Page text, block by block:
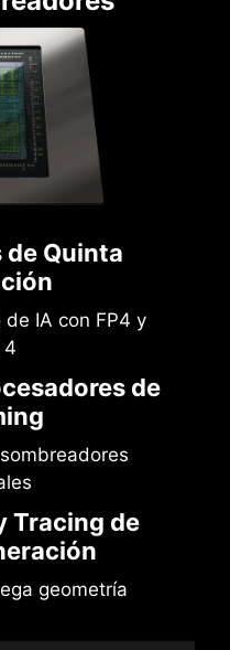
de Quinta
IA con FP4 y
4
de
Tracing de
geometría